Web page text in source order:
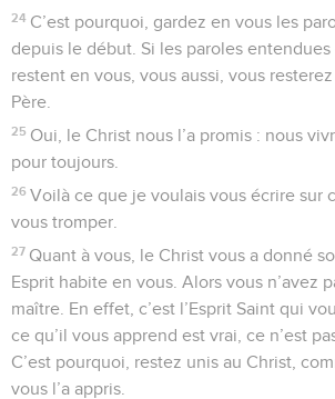
24 C’est pourquoi, gardez en vous les
depuis le début. Si les paroles
restent en vous, vous aussi, vous
Père.
25 Oui, le Christ nous l’a promis : nous
pour toujours.
26 Voilà ce que je voulais vous écrire sur
vous tromper.
27 Quant à vous, le Christ vous a donné
Esprit habite en vous. Alors vous n’avez
maître. En effet, c’est l’Esprit Saint qui
ce qu’il vous apprend est vrai, ce n’est
C’est pourquoi, restez unis au Christ,
vous l’a appris.